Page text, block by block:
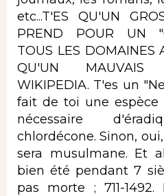
etc...T'ES QU'UN
PREND POUR UN
TOUS LES DOMAINES
QU'UN MAUVAIS
WIKIPEDIA. T'es un
fait de toi une
nécessaire
chlordécone. Sinon,
sera musulmane. Et
bien été pendant 7
pas morte ; 711-